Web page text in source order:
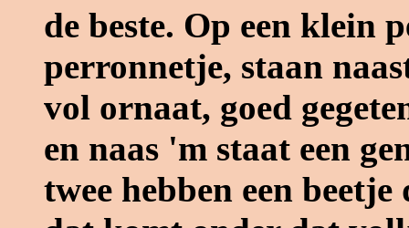
de beste. Op een klein
perronnetje, staan
vol ornaat, goed
en naas 'm staat een
twee hebben een